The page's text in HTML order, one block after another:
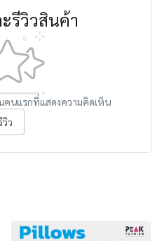
รีวิวสินค้า
คนแรกที่แสดงความคิดเห็น
วิว